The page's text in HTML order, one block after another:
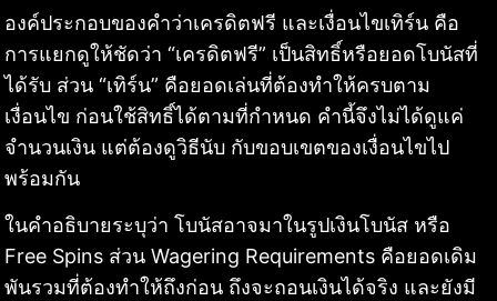
องค์ประกอบของคำว่าเครดิตฟรี และเงื่อนไขเทิร์น คือ
การแยกดูให้ชัดว่า “เครดิตฟรี” เป็นสิทธิ์หรือยอดโบนัสที่
ได้รับ ส่วน “เทิร์น” คือยอดเล่นที่ต้องทำให้ครบตาม
เงื่อนไข ก่อนใช้สิทธิ์ได้ตามที่กำหนด คำนี้จึงไม่ได้ดูแค่
จำนวนเงิน แต่ต้องดูวิธีนับ กับขอบเขตของเงื่อนไขไป
พร้อมกัน
ในคำอธิบายระบุว่า โบนัสอาจมาในรูปเงินโบนัส หรือ
Free Spins ส่วน Wagering Requirements คือยอดเดิม
พันรวมที่ต้องทำให้ถึงก่อน ถึงจะถอนเงินได้จริง และยังมี